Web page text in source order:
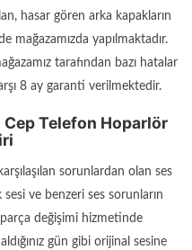
hasar gören arka kapakların
mağazamızda yapılmaktadır.
tarafından bazı hatalar
8 ay garanti verilmektedir.
Telefon Hoparlör
sorunlardan olan ses
ve benzeri ses sorunların
değişimi hizmetinde
gün gibi orijinal sesine